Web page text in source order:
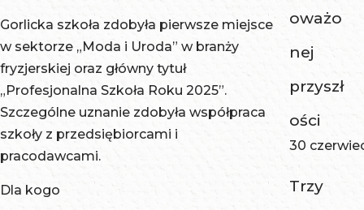
Gorlicka szkoła zdobyła pierwsze miejsce
w sektorze „Moda i Uroda” w branży
fryzjerskiej oraz główny tytuł
„Profesjonalna Szkoła Roku 2025”.
Szczególne uznanie zdobyła współpraca
szkoły z przedsiębiorcami i
pracodawcami.
Dla kogo
oważo
nej
przyszł
ości
30
Trzy